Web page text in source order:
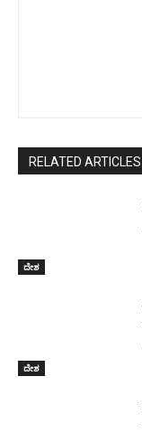
RELATED ARTICLES
ದೇಶ
ದೇಶ